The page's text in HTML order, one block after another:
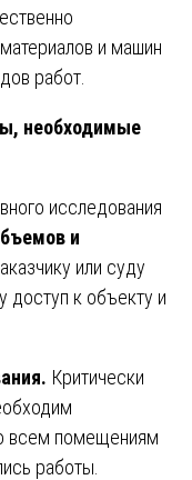
и машин
работ.
необходимые
исследования
и
или суду
доступ к объекту и
Критически
всем помещениям
работы.